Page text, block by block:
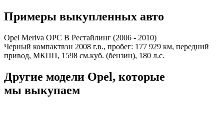
Примеры выкупленных авто
Opel Meriva OPC B Рестайлинг (2006 - 2010)
Черный компактвэн 2008 г.в., пробег: 177 929 км, передний
привод, МКПП, 1598 см.куб. (бензин), 180 л.с.
Другие модели Opel, которые
мы выкупаем